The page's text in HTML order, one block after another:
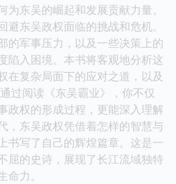
为东吴的崛起和发展贡献力量。
避东吴政权面临的挑战和危机。
的军事压力，以及一些决策上的
陷入困境。本书将客观地分析这
在复杂局面下的应对之道，以及
过阅读《东吴霸业》，你不仅
政权的形成过程，更能深入理解
，东吴政权凭借着怎样的智慧与
书写了自己的辉煌篇章。这是一
屈的史诗，展现了长江流域独特
力。